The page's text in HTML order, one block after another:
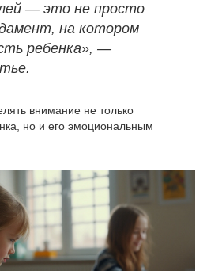
— это не просто
на котором
ребенка», —
внимание не только
но и его эмоциональным